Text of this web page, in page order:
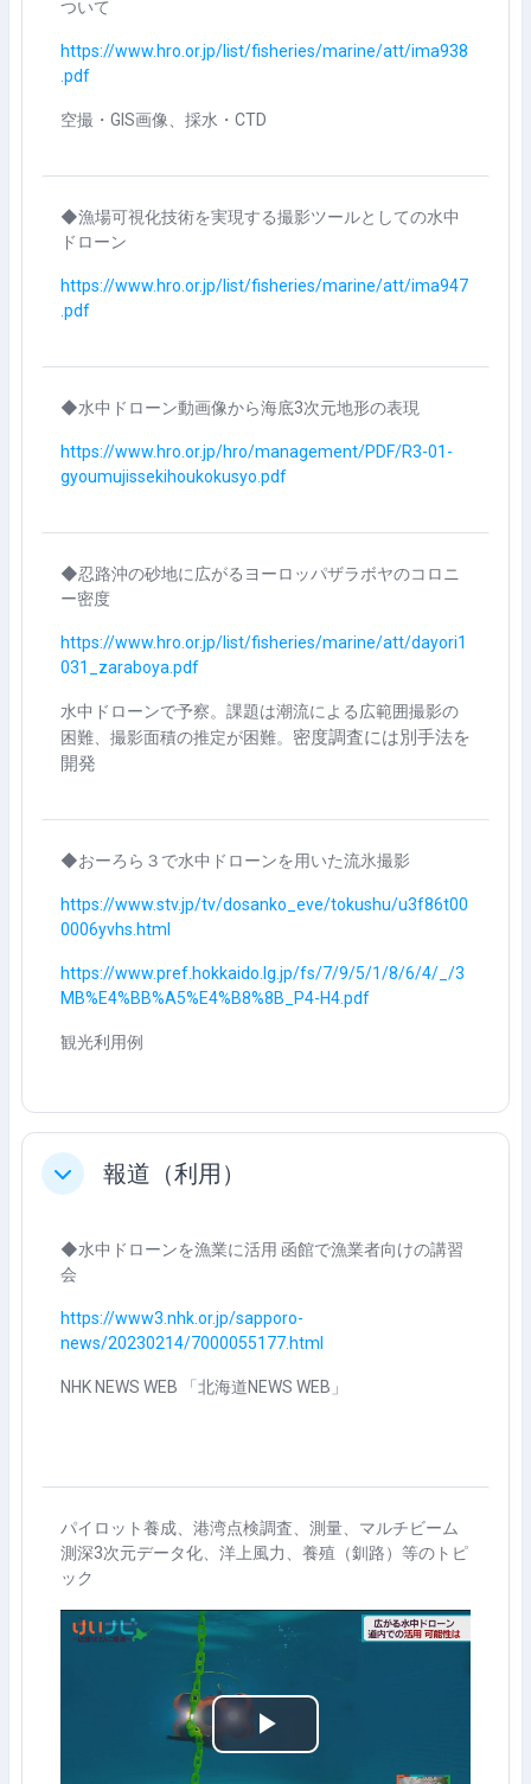
ついて
https://www.hro.or.jp/list/fisheries/marine/att/ima938
.pdf
空撮・GIS画像、採水・CTD
◆漁場可視化技術を実現する撮影ツールとしての水中
ドローン
https://www.hro.or.jp/list/fisheries/marine/att/ima947
.pdf
◆水中ドローン動画像から海底3次元地形の表現
https://www.hro.or.jp/hro/management/PDF/R3-01-
gyoumujissekihoukokusyo.pdf
◆忍路沖の砂地に広がるヨーロッパザラボヤのコロニ
ー密度
https://www.hro.or.jp/list/fisheries/marine/att/dayori1
031_zaraboya.pdf
水中ドローンで予察。課題は潮流による広範囲撮影の
困難、撮影面積の推定が困難。 密度調査には別手法を
開発
◆おーろら３で水中ドローンを用いた流氷撮影
https://www.stv.jp/tv/dosanko_eve/tokushu/u3f86t00
0006yvhs.html
https://www.pref.hokkaido.lg.jp/fs/7/9/5/1/8/6/4/_/3
MB%E4%BB%A5%E4%B8%8B_P4-H4.pdf
観光利用例
折りたたむ報道（利用）
◆水中ドローンを漁業に活用 函館で漁業者向けの講習
会
https://www3.nhk.or.jp/sapporo-
news/20230214/7000055177.html
NHK NEWS WEB 「北海道NEWS WEB」
パイロット養成、港湾点検調査、測量、マルチビーム
測深3次元データ化、洋上風力、養殖（釧路）等のトピ
ック
ビ